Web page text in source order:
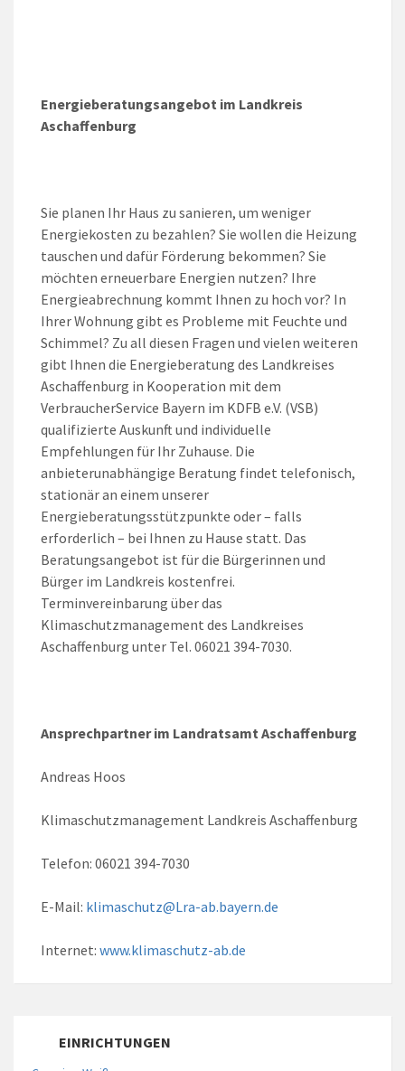
Energieberatungsangebot im Landkreis
Aschaffenburg
Sie planen Ihr Haus zu sanieren, um weniger
Energiekosten zu bezahlen? Sie wollen die Heizung
tauschen und dafür Förderung bekommen? Sie
möchten erneuerbare Energien nutzen? Ihre
Energieabrechnung kommt Ihnen zu hoch vor? In
Ihrer Wohnung gibt es Probleme mit Feuchte und
Schimmel? Zu all diesen Fragen und vielen weiteren
gibt Ihnen die Energieberatung des Landkreises
Aschaffenburg in Kooperation mit dem
VerbraucherService Bayern im KDFB e.V. (VSB)
qualifizierte Auskunft und individuelle
Empfehlungen für Ihr Zuhause. Die
anbieterunabhängige Beratung findet telefonisch,
stationär an einem unserer
Energieberatungsstützpunkte oder – falls
erforderlich – bei Ihnen zu Hause statt. Das
Beratungsangebot ist für die Bürgerinnen und
Bürger im Landkreis kostenfrei.
Terminvereinbarung über das
Klimaschutzmanagement des Landkreises
Aschaffenburg unter Tel. 06021 394-7030.
Ansprechpartner im Landratsamt Aschaffenburg
Andreas Hoos
Klimaschutzmanagement Landkreis Aschaffenburg
Telefon: 06021 394-7030
E-Mail: klimaschutz@Lra-ab.bayern.de
Internet: www.klimaschutz-ab.de
EINRICHTUNGEN